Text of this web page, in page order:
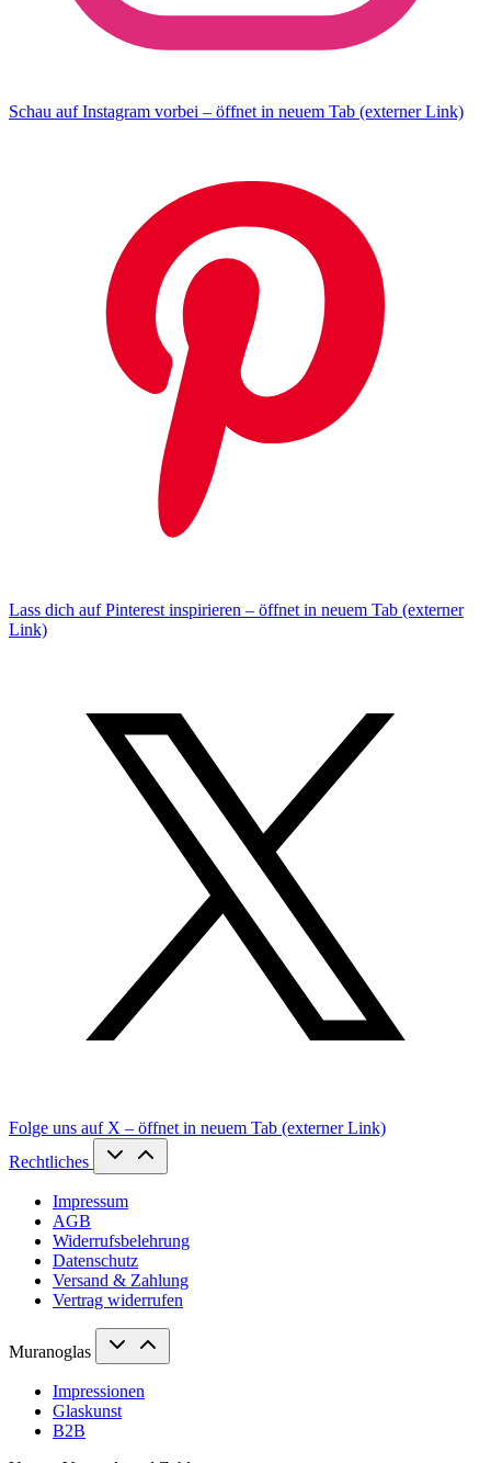
Schau auf Instagram vorbei – öffnet in neuem Tab (externer Link)
Lass dich auf Pinterest inspirieren – öffnet in neuem Tab (externer
Link)
Folge uns auf X – öffnet in neuem Tab (externer Link)
Rechtliches
Impressum
AGB
Widerrufsbelehrung
Datenschutz
Versand & Zahlung
Vertrag widerrufen
Muranoglas
Impressionen
Glaskunst
B2B